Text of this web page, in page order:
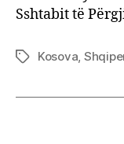
Sshtabit të
TagsKosova,